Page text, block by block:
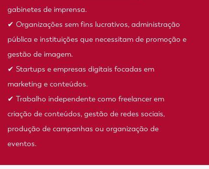
gabinetes de imprensa.
✔ Organizações sem fins lucrativos, administração
pública e instituições que necessitam de promoção e
gestão de imagem.
✔ Startups e empresas digitais focadas em
marketing e conteúdos.
✔ Trabalho independente como freelancer em
criação de conteúdos, gestão de redes sociais,
produção de campanhas ou organização de
eventos.